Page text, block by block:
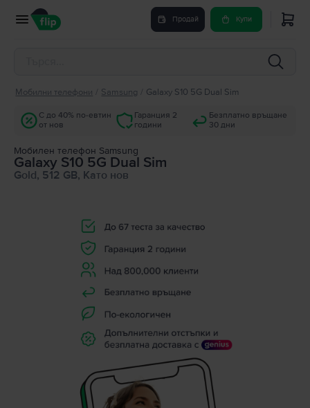
Продай Купи
Мобилни телефони Samsung Galaxy S10 5G Dual Sim
С до 40% по-евтин
от нов
Гаранция 2
години
Безплатно връщане
30 дни
Мобилен телефон Samsung
Galaxy S10 5G Dual Sim
Gold, 512 GB, Като нов